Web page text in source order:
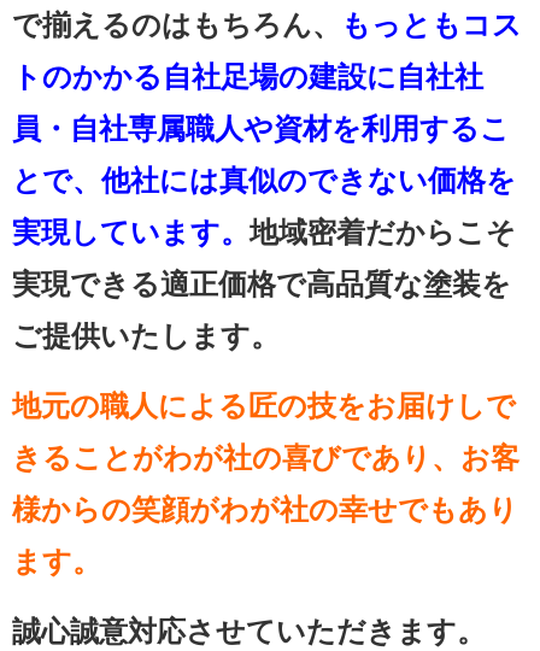
で揃えるのはもちろん、
もっともコス
トのかかる自社足場の建設に自社社
員・自社専属職人や資材を利用するこ
とで、他社には真似のできない価格を
実現しています。地域密着だからこそ
実現できる適正価格で高品質な塗装を
ご提供いたします。
地元の職人による匠の技をお届けしで
きることがわが社の喜びであり、お客
様からの笑顔がわが社の幸せでもあり
ます。
誠心誠意対応させていただきます。